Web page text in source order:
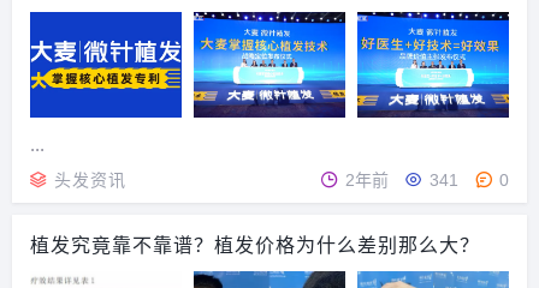
2.0技术
...
头发资讯 2年前 341 0
植发究竟靠不靠谱？植发价格为什么差别那么大？